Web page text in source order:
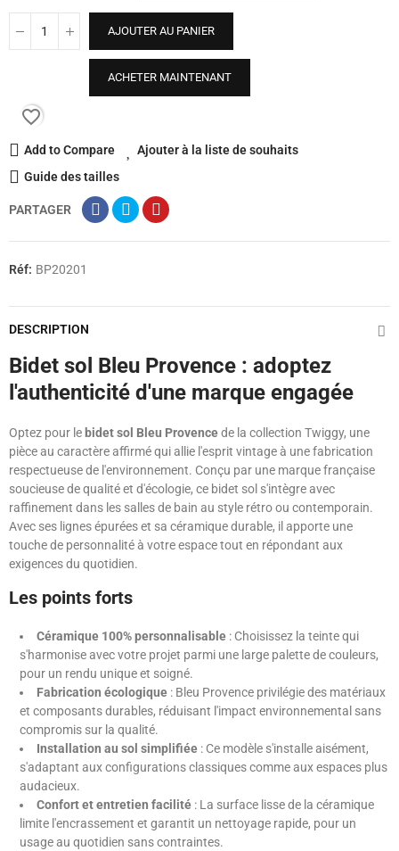
AJOUTER AU PANIER
ACHETER MAINTENANT
favorite_border
Add to Compare
Ajouter à la liste de souhaits
Guide des tailles
PARTAGER
Réf: BP20201
DESCRIPTION
Bidet sol Bleu Provence : adoptez
l'authenticité d'une marque engagée
Optez pour le bidet sol Bleu Provencede la collection Twiggy, une
pièce au caractère affirmé qui allie l'esprit vintage à une fabrication
respectueuse de l'environnement. Conçu par une marque française
soucieuse de qualité et d'écologie, ce bidet sol s'intègre avec
raffinement dans les salles de bain au style rétro ou contemporain.
Avec ses lignes épurées et sa céramique durable, il apporte une
touche de personnalité à votre espace tout en répondant aux
exigences du quotidien.
Les points forts
Céramique 100% personnalisable : Choisissez la teinte qui
s'harmonise avec votre projet parmi une large palette de couleurs,
pour un rendu unique et soigné.
Fabrication écologique : Bleu Provence privilégie des matériaux
et composants durables, réduisant l'impact environnemental sans
compromis sur la qualité.
Installation au sol simplifiée : Ce modèle s'installe aisément,
s'adaptant aux configurations classiques comme aux espaces plus
audacieux.
Confort et entretien facilité : La surface lisse de la céramique
limite l'encrassement et garantit un nettoyage rapide, pour un
usage au quotidien sans contraintes.